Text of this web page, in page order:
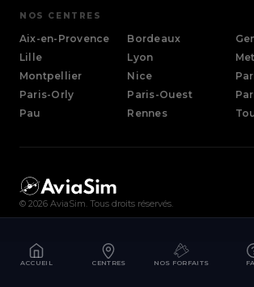
NOS CENTRES
Aix-en-Provence Bordeaux
Lille
Lyon
Montpellier
Nice
Paris-Orly
Paris-Ouest
Pau
Rennes
© 2026 AviaSim. Tous droits réservés.
ACCUEIL CENTRES NOS FORFAITS